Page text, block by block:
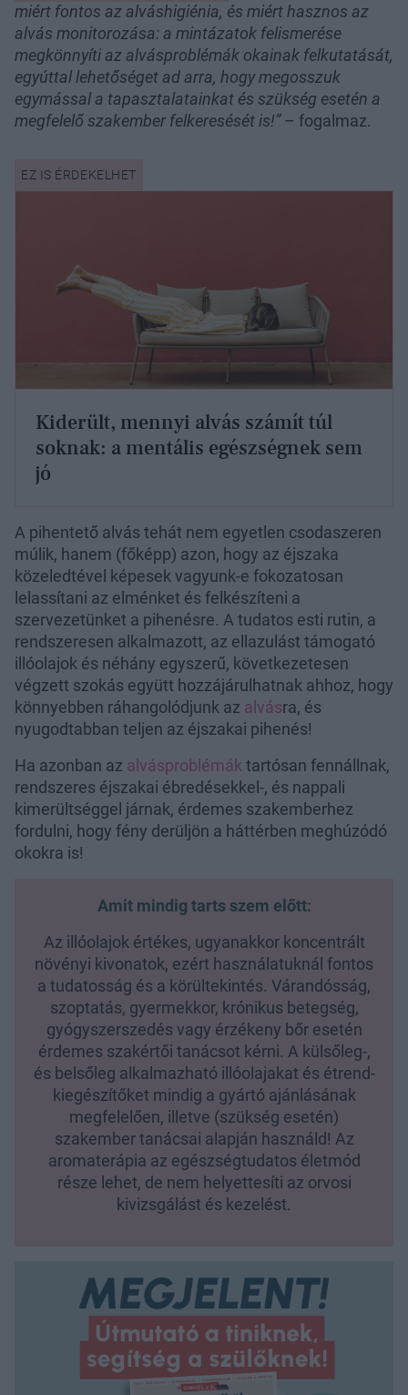
miért fontos az alváshigiénia, és miért hasznos az
alvás monitorozása: a mintázatok felismerése
megkönnyíti az alvásproblémák okainak felkutatását,
egyúttal lehetőséget ad arra, hogy megosszuk
egymással a tapasztalatainkat és szükség esetén a
megfelelő szakember felkeresését is!”– fogalmaz.
Kiderült, mennyi alvás számít túl
soknak: a mentális egészségnek sem
jó
A pihentető alvás tehát nem egyetlen csodaszeren
múlik, hanem (főképp) azon, hogy az éjszaka
közeledtével képesek vagyunk-e fokozatosan
lelassítani az elménket és felkészíteni a
szervezetünket a pihenésre. A tudatos esti rutin, a
rendszeresen alkalmazott, az ellazulást támogató
illóolajok és néhány egyszerű, következetesen
végzett szokás együtt hozzájárulhatnak ahhoz, hogy
könnyebben ráhangolódjunk az alvásra, és
nyugodtabban teljen az éjszakai pihenés!
Ha azonban az alvásproblémák tartósan fennállnak,
rendszeres éjszakai ébredésekkel-, és nappali
kimerültséggel járnak, érdemes szakemberhez
fordulni, hogy fény derüljön a háttérben meghúzódó
okokra is!
Amit mindig tarts szem előtt:
Az illóolajok értékes, ugyanakkor koncentrált
növényi kivonatok, ezért használatuknál fontos
a tudatosság és a körültekintés. Várandósság,
szoptatás, gyermekkor, krónikus betegség,
gyógyszerszedés vagy érzékeny bőr esetén
érdemes szakértői tanácsot kérni. A külsőleg-,
és belsőleg alkalmazható illóolajakat és étrend-
kiegészítőket mindig a gyártó ajánlásának
megfelelően, illetve (szükség esetén)
szakember tanácsai alapján használd! Az
aromaterápia az egészségtudatos életmód
része lehet, de nem helyettesíti az orvosi
kivizsgálást és kezelést.